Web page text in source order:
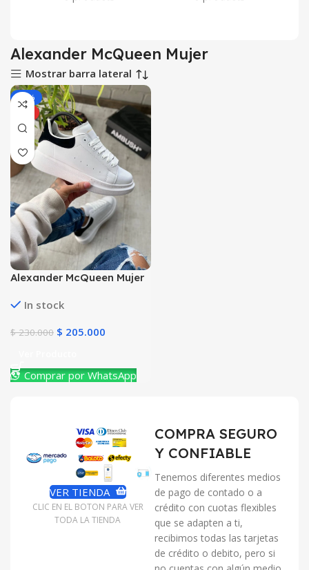
Alexander McQueen Mujer
Mostrar barra lateral
-11%
Alexander McQueen Mujer
In stock
$230.000 $ 205.000
Comprar por WhatsApp
VER TIENDA
CLIC EN EL BOTON PARA VER
TODA LA TIENDA
COMPRA SEGURO
Y CONFIABLE
Tenemos diferentes medios
de pago de contado o a
crédito con cuotas flexibles
que se adapten a ti,
recibimos todas las tarjetas
de crédito o debito, pero si